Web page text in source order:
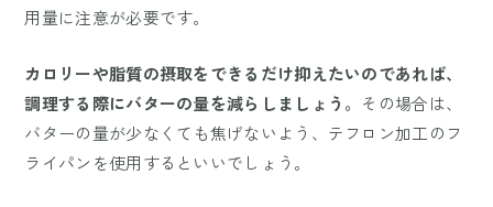
用量に注意が必要です。
カロリーや脂質の摂取をできるだけ抑えたいのであれば、
調理する際にバターの量を減らしましょう。 その場合は、
バターの量が少なくても焦げないよう、テフロン加工のフ
ライパンを使用するといいでしょう。